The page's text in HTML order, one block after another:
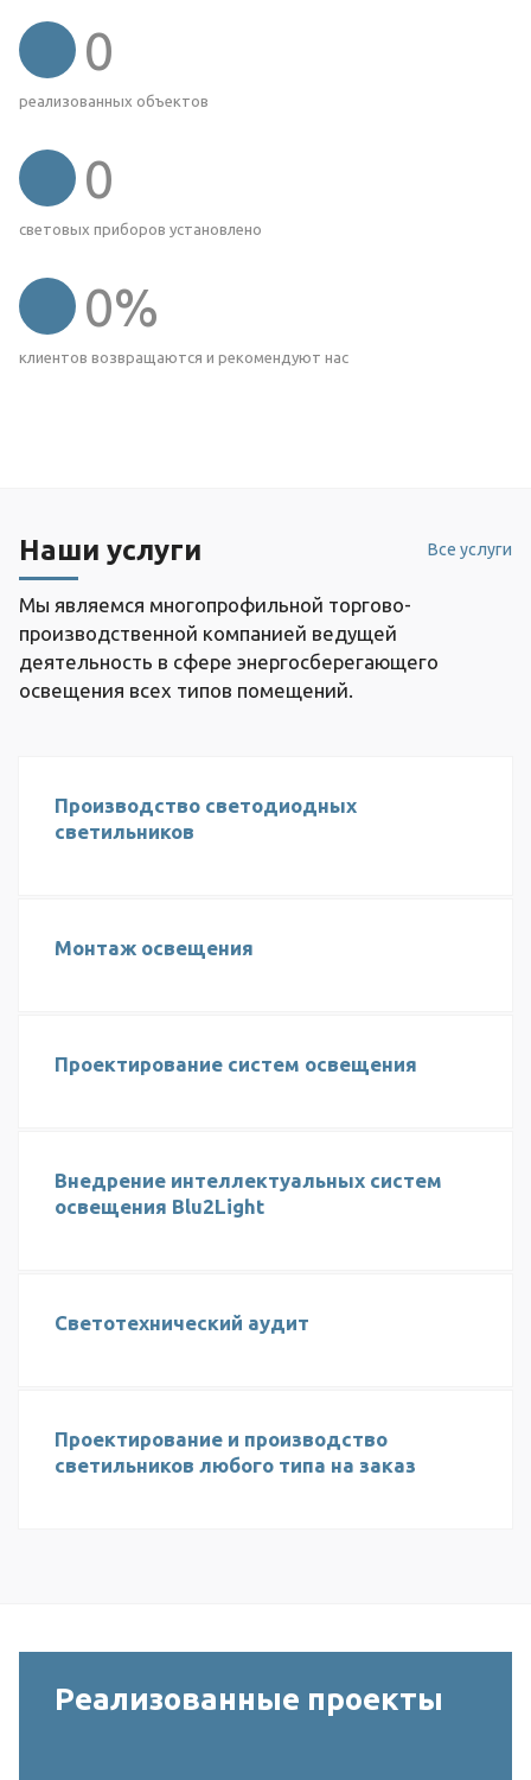
0
реализованных объектов
0
световых приборов установлено
0%
клиентов возвращаются и рекомендуют нас
Все услуги
Наши услуги
Мы являемся многопрофильной торгово-
производственной компанией ведущей
деятельность в сфере энергосберегающего
освещения всех типов помещений.
Производство светодиодных
светильников
Монтаж освещения
Проектирование систем освещения
Внедрение интеллектуальных систем
освещения Blu2Light
Светотехнический аудит
Проектирование и производство
светильников любого типа на заказ
Реализованные проекты